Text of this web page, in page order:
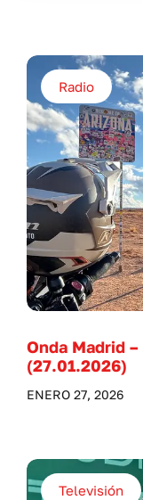
Radio
Onda Madrid
(27.01.2026)
ENERO 27, 2026
Televisión